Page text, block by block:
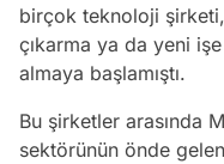
birçok teknoloji
çıkarma ya da yeni
almaya başlamıştı.
Bu şirketler arasında
sektörünün önde